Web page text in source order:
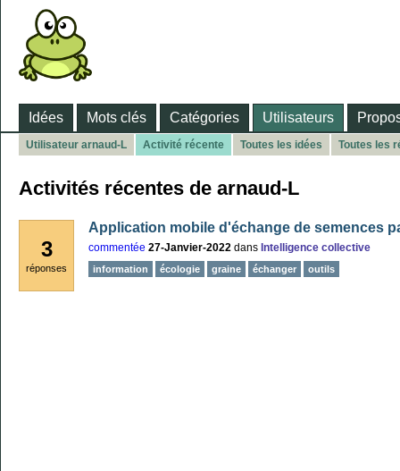
Idées Mots clés Catégories Utilisateurs
Utilisateur arnaud-L Activité récente Toutes les idées Toutes les
Activités récentes de arnaud-L
3
réponses
Application mobile d'échange de semences
commentée 27-Janvier-2022 dans Intelligence collective
information écologie graine échanger outils